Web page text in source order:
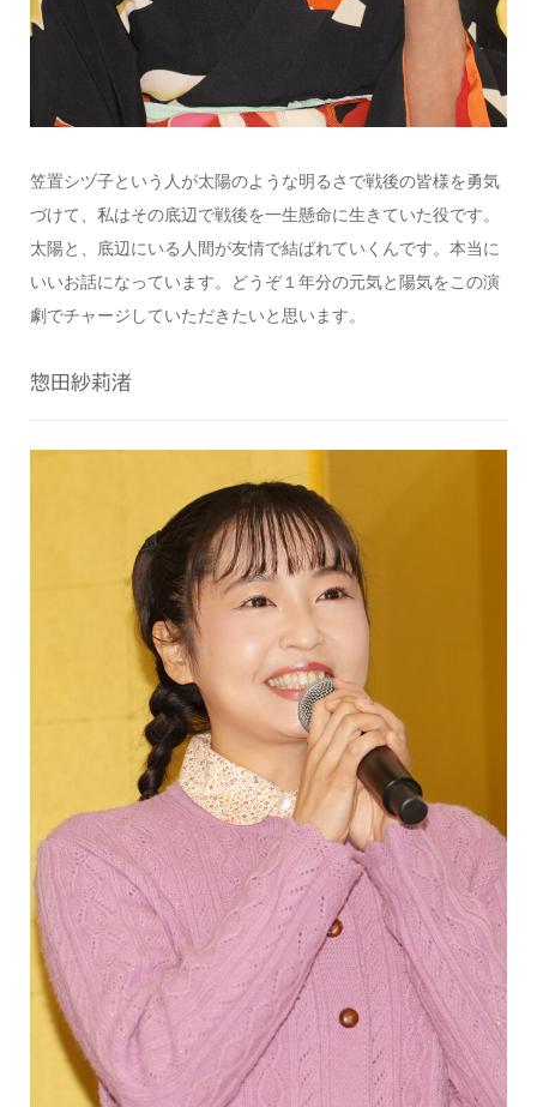
笠置シヅ子という人が太陽のような明るさで戦後の皆様を勇気
づけて、私はその底辺で戦後を一生懸命に生きていた役です。
太陽と、底辺にいる人間が友情で結ばれていくんです。本当に
いいお話になっています。どうぞ１年分の元気と陽気をこの演
劇でチャージしていただきたいと思います。
惣田紗莉渚